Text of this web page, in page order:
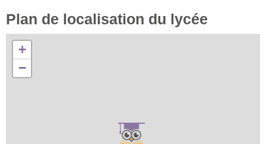
Plan de localisation du lycée
+
−